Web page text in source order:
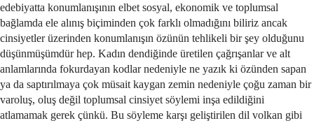
edebiyatta konumlanışının elbet sosyal, ekonomik ve toplumsal
bağlamda ele alınış biçiminden çok farklı olmadığını biliriz ancak
cinsiyetler üzerinden konumlanışın özünün tehlikeli bir şey olduğunu
düşünmüşümdür hep. Kadın dendiğinde üretilen çağrışanlar ve alt
anlamlarında fokurdayan kodlar nedeniyle ne yazık ki özünden sapan
ya da saptırılmaya çok müsait kaygan zemin nedeniyle çoğu zaman bir
varoluş, oluş değil toplumsal cinsiyet söylemi inşa edildiğini
atlamamak gerek çünkü. Bu söyleme karşı geliştirilen dil volkan gibi